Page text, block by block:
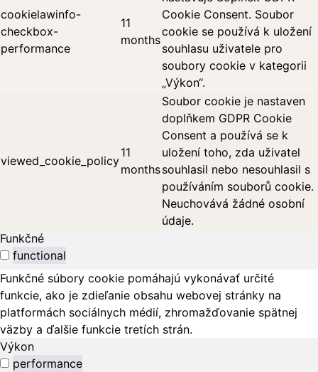
cookielawinfo-
checkbox-
performance
11
months
Cookie Consent. Soubor
cookie se používá k uložení
souhlasu uživatele pro
soubory cookie v kategorii
„Výkon“.
viewed_cookie_policy
11
months
Soubor cookie je nastaven
doplňkem GDPR Cookie
Consent a používá se k
uložení toho, zda uživatel
souhlasil nebo nesouhlasil s
používáním souborů cookie.
Neuchovává žádné osobní
údaje.
Funkčné
functional
Funkčné súbory cookie pomáhajú vykonávať určité
funkcie, ako je zdieľanie obsahu webovej stránky na
platformách sociálnych médií, zhromažďovanie spätnej
väzby a ďalšie funkcie tretích strán.
Výkon
performance